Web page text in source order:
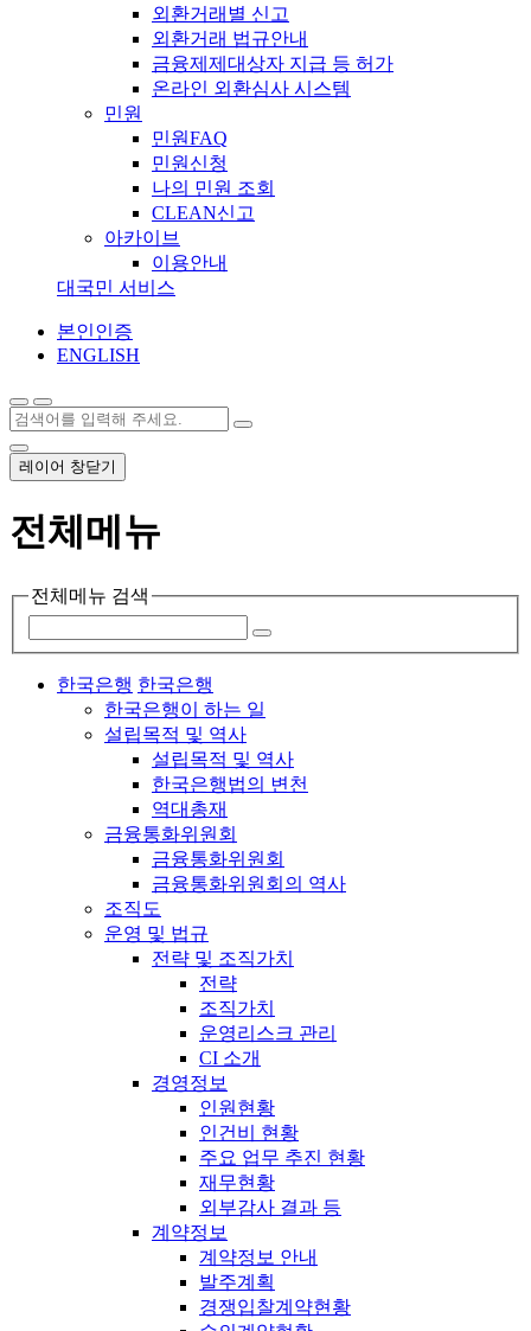
외환거래별 신고
외환거래 법규안내
금융제제대상자 지급 등 허가
온라인 외환심사 시스템
민원
민원FAQ
민원신청
나의 민원 조회
CLEAN신고
아카이브
이용안내
대국민 서비스
본인인증
ENGLISH
레이어 창닫기
전체메뉴
전체메뉴 검색
한국은행 한국은행
한국은행이 하는 일
설립목적 및 역사
설립목적 및 역사
한국은행법의 변천
역대총재
금융통화위원회
금융통화위원회
금융통화위원회의 역사
조직도
운영 및 법규
전략 및 조직가치
전략
조직가치
운영리스크 관리
CI 소개
경영정보
인원현황
인건비 현황
주요 업무 추진 현황
재무현황
외부감사 결과 등
계약정보
계약정보 안내
발주계획
경쟁입찰계약현황